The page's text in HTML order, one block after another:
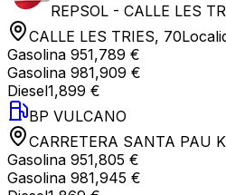
REPSOL - CALLE LES
CALLE LES TRIES, 70
Gasolina 951,789 €
Gasolina 981,909 €
Diesel1,899 €
BP VULCANO
CARRETERA SANTA PAU
Gasolina 951,805 €
Gasolina 981,945 €